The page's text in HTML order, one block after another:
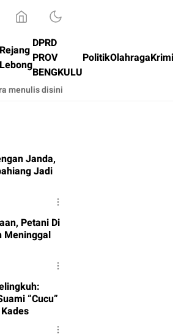
Rejang
Lebong
DPRD
PROV
BENGKULU
PolitikOlahraga
menulis disini
Janda,
Jadi
Petani Di
Meninggal
“Cucu”